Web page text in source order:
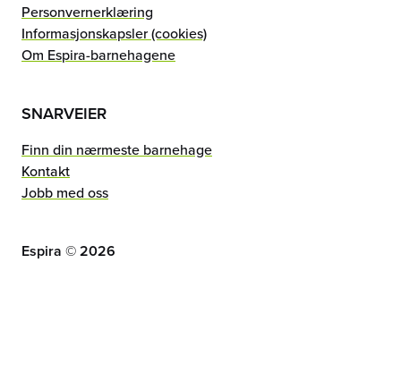
Personvernerklæring
Informasjonskapsler (cookies)
Om Espira-barnehagene
SNARVEIER
Finn din nærmeste barnehage
Kontakt
Jobb med oss
Espira ©2026